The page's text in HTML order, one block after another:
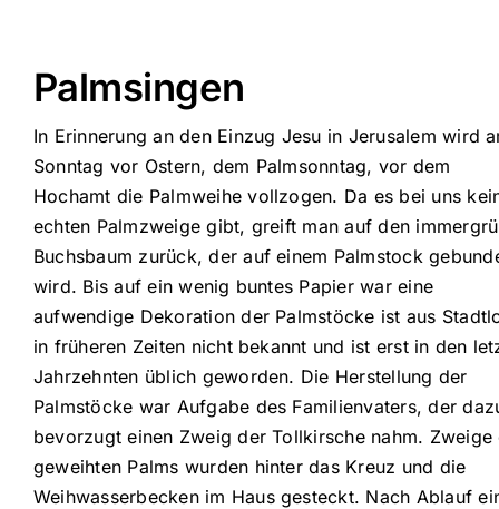
Palmsingen
In Erinnerung an den Einzug Jesu in Jerusalem wird
Sonntag vor Ostern, dem Palmsonntag, vor dem
Hochamt die Palmweihe vollzogen. Da es bei uns
echten Palmzweige gibt, greift man auf den
Buchsbaum zurück, der auf einem Palmstock
wird. Bis auf ein wenig buntes Papier war eine
aufwendige Dekoration der Palmstöcke ist aus
in früheren Zeiten nicht bekannt und ist erst in den
Jahrzehnten üblich geworden. Die Herstellung der
Palmstöcke war Aufgabe des Familienvaters, der
bevorzugt einen Zweig der Tollkirsche nahm. Zweige
geweihten Palms wurden hinter das Kreuz und die
Weihwasserbecken im Haus gesteckt. Nach Ablauf